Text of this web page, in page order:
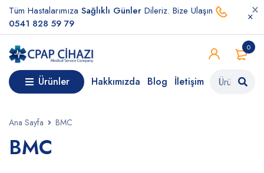
Tüm Hastalarımıza Sağlıklı Günler Dileriz. Bize Ulaşın
0541 828 59 79
0
Ürünler Hakkımızda Blog İletişim
Ana Sayfa BMC
BMC